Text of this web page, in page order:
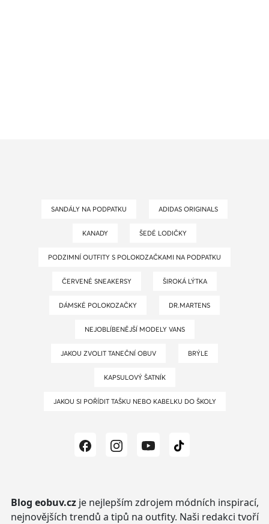
SANDÁLY NA PODPATKU ADIDAS ORIGINALS
KANADY ŠEDÉ LODIČKY
PODZIMNÍ OUTFITY S POLOKOZAČKAMI NA PODPATKU
ČERVENÉ SNEAKERSY ŠIROKÁ LÝTKA
DÁMSKÉ POLOKOZAČKY DR.MARTENS
NEJOBLÍBENĚJŠÍ MODELY VANS
JAKOU ZVOLIT TANEČNÍ OBUV BRÝLE
KAPSULOVÝ ŠATNÍK
JAKOU SI POŘÍDIT TAŠKU NEBO KABELKU DO ŠKOLY
Blog eobuv.czje nejlepším zdrojem módních inspirací,
nejnovějších trendů a tipů na outfity. Naši redakci tvoří